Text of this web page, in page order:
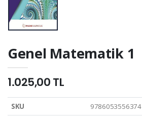
Genel Matematik 1
1.025,00 TL
SKU
9786053556374